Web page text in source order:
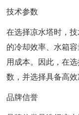
技术参数
在选择凉水塔时，
的冷却效率、水箱
用成本。因此，在
数，并选择具备高
品牌信誉